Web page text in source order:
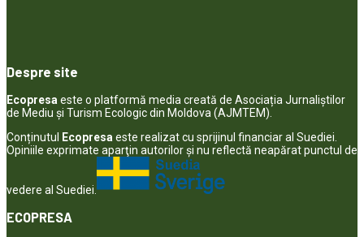
Despre site
Ecopresa este o platformă media creată de Asociația Jurnaliștilor
de Mediu și Turism Ecologic din Moldova (AJMTEM).
Conținutul
Ecopresa este realizat cu sprijinul financiar al Suediei.
Opiniile exprimate aparţin autorilor şi nu reflectă neapărat punctul de
vedere al Suediei.
ECOPRESA